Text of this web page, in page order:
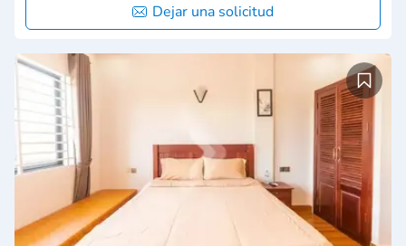
Dejar una solicitud